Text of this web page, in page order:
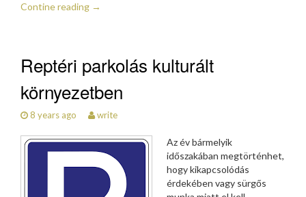
Contine reading →
Reptéri parkolás kulturált
környezetben
8 years ago write
Az év bármelyik
időszakában megtörténhet,
hogy kikapcsolódás
érdekében vagy sürgős